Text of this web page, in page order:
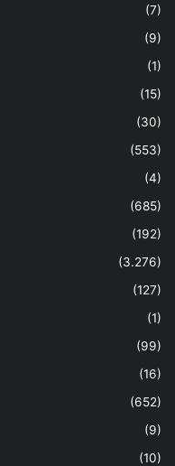
(7)
(9)
(1)
(15)
(30)
(553)
(4)
(685)
(192)
(3.276)
(127)
(1)
(99)
(16)
(652)
(9)
(10)